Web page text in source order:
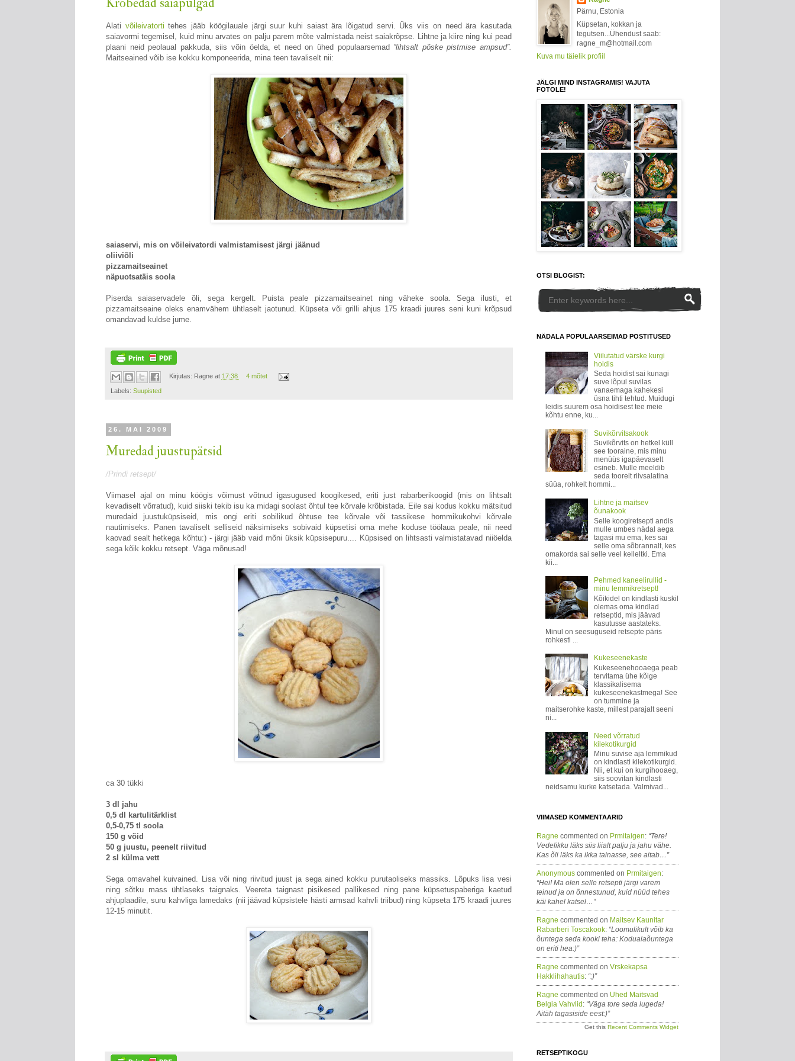
Alati võileivatorti tehes jääb köögilauale järgi suur kuhi saiast ära lõigatud servi. Üks viis on need ära kasutada
saiavormi tegemisel, kuid minu arvates on palju parem mõte valmistada neist saiakrõpse. Lihtne ja kiire ning kui pead
plaani neid peolaual pakkuda, siis võin öelda, et need on ühed populaarsemad ”lihtsalt põske pistmise ampsud”.
Maitseained võib ise kokku komponeerida, mina teen tavaliselt nii:
saiaservi, mis on võileivatordi valmistamisest järgi jäänud
oliiviõli
pizzamaitseainet
näpuotsatäis soola
Piserda saiaservadele õli, sega kergelt. Puista peale pizzamaitseainet ning väheke soola. Sega ilusti, et
pizzamaitseaine oleks enamvähem ühtlaselt jaotunud. Küpseta või grilli ahjus 175 kraadi juures seni kuni krõpsud
omandavad kuldse jume.
Kirjutas: Ragne at 17:38 4 mõtet
Labels: Suupisted
26. MAI 2009
Muredad juustupätsid
/Prindi retsept/
Viimasel ajal on minu köögis võimust võtnud igasugused koogikesed, eriti just rabarberikoogid (mis on lihtsalt
kevadiselt võrratud), kuid siiski tekib isu ka midagi soolast õhtul tee kõrvale krõbistada. Eile sai kodus kokku mätsitud
muredaid juustuküpsiseid, mis ongi eriti sobilikud õhtuse tee kõrvale või tassikese hommikukohvi kõrvale
nautimiseks. Panen tavaliselt selliseid näksimiseks sobivaid küpsetisi oma mehe koduse töölaua peale, nii need
kaovad sealt hetkega kõhtu:) - järgi jääb vaid mõni üksik küpsisepuru.... Küpsised on lihtsasti valmistatavad niiöelda
sega kõik kokku retsept. Väga mõnusad!
ca 30 tükki
3 dl jahu
0,5 dl kartulitärklist
0,5-0,75 tl soola
150 g võid
50 g juustu, peenelt riivitud
2 sl külma vett
Sega omavahel kuivained. Lisa või ning riivitud juust ja sega ained kokku purutaoliseks massiks. Lõpuks lisa vesi
ning sõtku mass ühtlaseks taignaks. Veereta taignast pisikesed pallikesed ning pane küpsetuspaberiga kaetud
ahjuplaadile, suru kahvliga lamedaks (nii jäävad küpsistele hästi armsad kahvli triibud) ning küpseta 175 kraadi juures
12-15 minutit.
Pärnu, Estonia
Küpsetan, kokkan ja
tegutsen...Ühendust saab:
ragne_m@hotmail.com
Kuva mu täielik profiil
JÄLGI MIND INSTAGRAMIS! VAJUTA
FOTOLE!
OTSI BLOGIST:
NÄDALA POPULAARSEIMAD POSTITUSED
Viilutatud värske kurgi
hoidis
Seda hoidist sai kunagi
suve lõpul suvilas
vanaemaga kahekesi
üsna tihti tehtud. Muidugi
leidis suurem osa hoidisest tee meie
kõhtu enne, ku...
Suvikõrvitsakook
Suvikõrvits on hetkel küll
see tooraine, mis minu
menüüs igapäevaselt
esineb. Mulle meeldib
seda toorelt riivsalatina
süüa, rohkelt hommi...
Lihtne ja maitsev
õunakook
Selle koogiretsepti andis
mulle umbes nädal aega
tagasi mu ema, kes sai
selle oma sõbrannalt, kes
omakorda sai selle veel kelleltki. Ema
kii...
Pehmed kaneelirullid -
minu lemmikretsept!
Kõikidel on kindlasti kuskil
olemas oma kindlad
retseptid, mis jäävad
kasutusse aastateks.
Minul on seesuguseid retsepte päris
rohkesti ...
Kukeseenekaste
Kukeseenehooaega peab
tervitama ühe kõige
klassikalisema
kukeseenekastmega! See
on tummine ja
maitserohke kaste, millest parajalt seeni
ni...
Need võrratud
kilekotikurgid
Minu suvise aja lemmikud
on kindlasti kilekotikurgid.
Nii, et kui on kurgihooaeg,
siis soovitan kindlasti
neidsamu kurke katsetada. Valmivad...
VIIMASED KOMMENTAARID
Ragne commented on Prmitaigen: “Tere!
Vedelikku läks siis liialt palju ja jahu vähe.
Kas õli läks ka ikka tainasse, see aitab…”
Anonymous commented on Prmitaigen:
“Hei! Ma olen selle retsepti järgi varem
teinud ja on õnnestunud, kuid nüüd tehes
käi kahel katsel…”
Ragne commented on Maitsev Kaunitar
Rabarberi Toscakook: “Loomulikult võib ka
õuntega seda kooki teha: Koduaiaõuntega
on eriti hea:)”
Ragne commented on Vrskekapsa
Hakklihahautis: “:)”
Ragne commented on Uhed Maitsvad
Belgia Vahvlid : “Väga tore seda lugeda!
Aitäh tagasiside eest:)”
Get this Recent Comments Widget
RETSEPTIKOGU